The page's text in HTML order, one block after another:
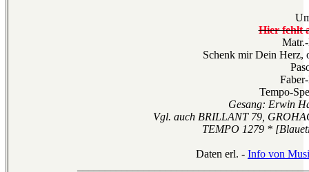
Hier fehlt
Schenk mir Dein Herz,
Tempo-
Gesang: Erwin
Vgl. auch BRILLANT 79,
TEMPO 1279 *
Daten erl. - Info von